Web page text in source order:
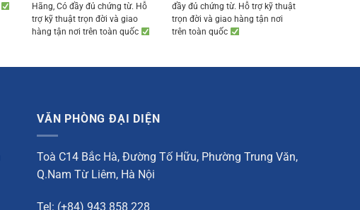
Hãng, Có đầy đủ chứng từ. Hỗ
trợ kỹ thuật trọn đời và giao
hàng tận nơi trên toàn quốc
đầy đủ chứng từ. Hỗ trợ kỹ thuật
trọn đời và giao hàng tận nơi
trên toàn quốc
VĂN PHÒNG ĐẠI DIỆN
Toà C14 Bắc Hà, Đường Tố Hữu, Phường Trung Văn,
Q.Nam Từ Liêm, Hà Nội
Tel: (+84) 943 858 228